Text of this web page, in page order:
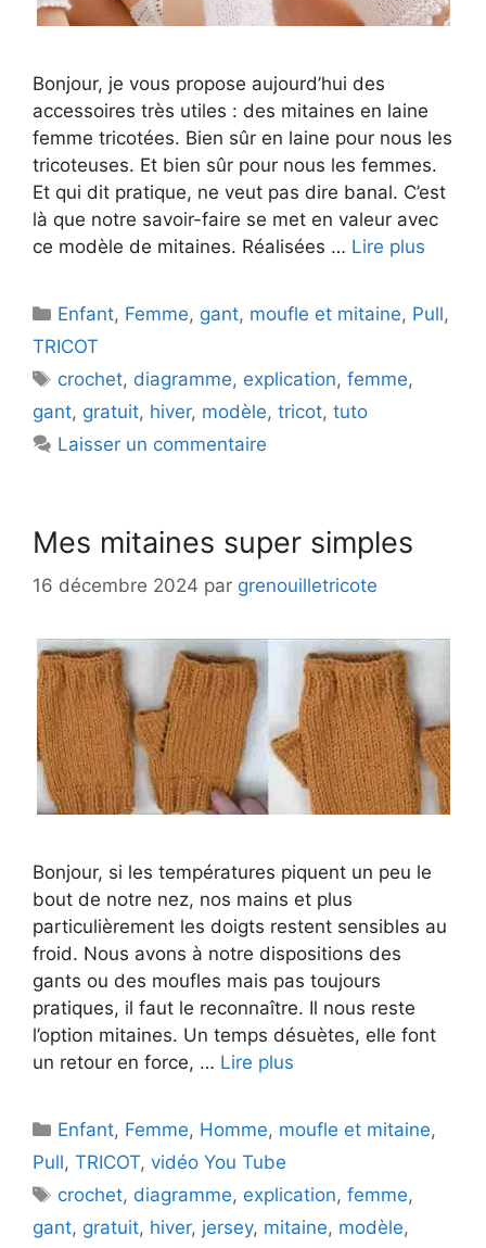
Bonjour, je vous propose aujourd’hui des
accessoires très utiles : des mitaines en laine
femme tricotées. Bien sûr en laine pour nous les
tricoteuses. Et bien sûr pour nous les femmes.
Et qui dit pratique, ne veut pas dire banal. C’est
là que notre savoir-faire se met en valeur avec
ce modèle de mitaines. Réalisées … Lire plus
Catégories
Enfant, Femme, gant, moufle et mitaine, Pull,
TRICOT
Étiquettes
crochet, diagramme, explication,femme,
gant, gratuit, hiver, modèle, tricot, tuto
Laisser un commentaire
Mes mitaines super simples
16 décembre 2024 par grenouilletricote
Bonjour, si les températures piquent un peu le
bout de notre nez, nos mains et plus
particulièrement les doigts restent sensibles au
froid. Nous avons à notre dispositions des
gants ou des moufles mais pas toujours
pratiques, il faut le reconnaître. Il nous reste
l’option mitaines. Un temps désuètes, elle font
un retour en force, … Lire plus
Catégories
Enfant, Femme, Homme, moufle et mitaine,
Pull, TRICOT, vidéo You Tube
Étiquettes
crochet, diagramme, explication,femme,
gant, gratuit, hiver, jersey, mitaine, modèle,